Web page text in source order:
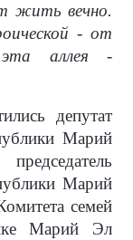
жить вечно.
- от
аллея -
депутат
Марий
Марий
семей
Марий Эл